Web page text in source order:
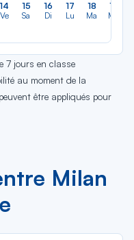
14
Ve
15
Sa
16
Di
17
Lu
18
Ma
19
Me
7 jours en classe
au moment de la
être appliqués pour
Milan